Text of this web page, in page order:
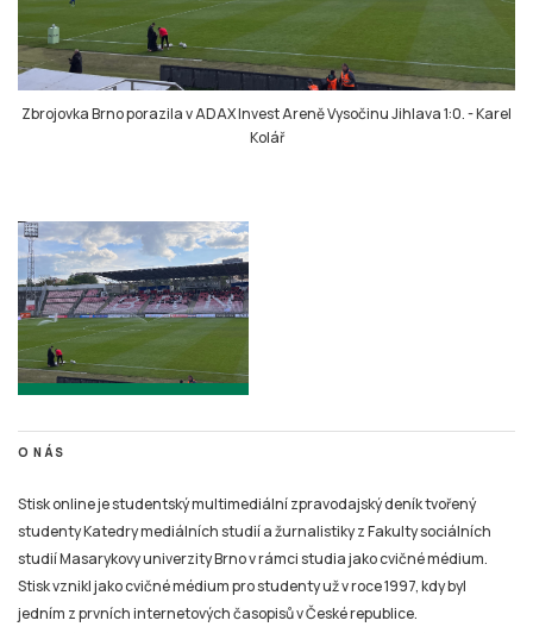
Zbrojovka Brno porazila v ADAX Invest Areně Vysočinu Jihlava 1:0.-Karel
Kolář
O NÁS
Stisk online je studentský multimediální zpravodajský deník tvořený
studenty Katedry mediálních studií a žurnalistiky z Fakulty sociálních
studií Masarykovy univerzity Brno v rámci studia jako cvičné médium.
Stisk vznikl jako cvičné médium pro studenty už v roce 1997, kdy byl
jedním z prvních internetových časopisů v České republice.